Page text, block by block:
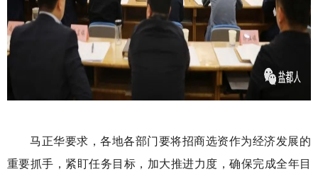
马正华要求，各地各部门要将招商选资作为经济发展的
重要抓手，紧盯任务目标，加大推进力度，确保完成全年目